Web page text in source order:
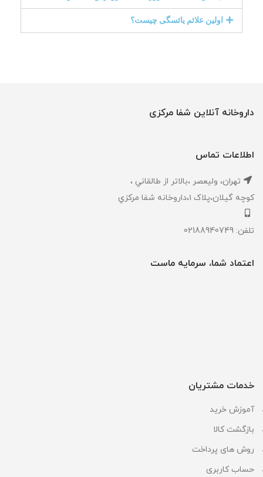
اولین علائم یائسگی چیست؟
داروخانه آنلاین شفا مرکزی
اطلاعات تماس
تهران، ‎وليعصر ،بالاتر از طالقاني ،
كوچه گيلان،پلاک ۱،داروخانه شفا مركزي
تلفن: 02188940749
اعتماد شما، سرمایه ماست
خدمات مشتریان
آموزش خرید
بازگشت کالا
روش های پرداخت
حساب کاربری